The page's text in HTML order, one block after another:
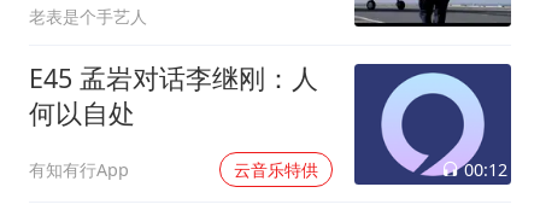
老表是个手艺人
E45 孟岩对话李继刚：人
何以自处
有知有行App 云音乐特供 00:12